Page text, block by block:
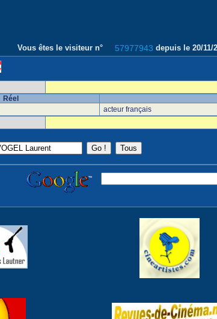
Vous êtes le visiteur n° 57977943 depuis le 20/11/
Réel
acteur français